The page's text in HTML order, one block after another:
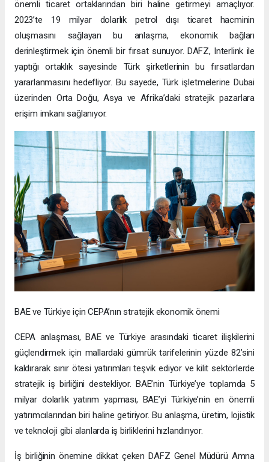
önemli ticaret ortaklarından biri haline getirmeyi amaçlıyor.
2023’te 19 milyar dolarlık petrol dışı ticaret hacminin
oluşmasını sağlayan bu anlaşma, ekonomik bağları
derinleştirmek için önemli bir fırsat sunuyor. DAFZ, Interlink ile
yaptığı ortaklık sayesinde Türk şirketlerinin bu fırsatlardan
yararlanmasını hedefliyor. Bu sayede, Türk işletmelerine Dubai
üzerinden Orta Doğu, Asya ve Afrika’daki stratejik pazarlara
erişim imkanı sağlanıyor.
BAE ve Türkiye için CEPA’nın stratejik ekonomik önemi
CEPA anlaşması, BAE ve Türkiye arasındaki ticaret ilişkilerini
güçlendirmek için mallardaki gümrük tarifelerinin yüzde 82’sini
kaldırarak sınır ötesi yatırımları teşvik ediyor ve kilit sektörlerde
stratejik iş birliğini destekliyor. BAE’nin Türkiye’ye toplamda 5
milyar dolarlık yatırım yapması, BAE’yi Türkiye’nin en önemli
yatırımcılarından biri haline getiriyor. Bu anlaşma, üretim, lojistik
ve teknoloji gibi alanlarda iş birliklerini hızlandırıyor.
İş birliğinin önemine dikkat çeken DAFZ Genel Müdürü Amna